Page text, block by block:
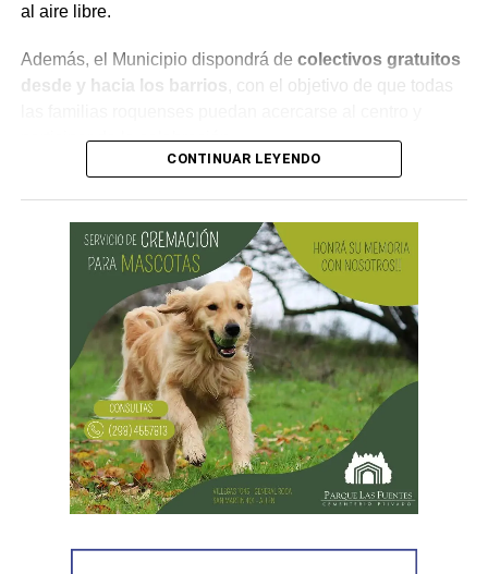
al aire libre.
Además, el Municipio dispondrá de colectivos gratuitos
desde y hacia los barrios , con el objetivo de que todas
participar de la celebración.
Infancias?
La conmemoración tiene su origen en una
recomendación realizada por la Organización de las
Naciones Unidas (ONU) en 1954, mediante la cual se
propuso que los países destinaran una jornada para
promover la fraternidad entre niños y niñas y concientizar
sobre su derecho a la salud, la educación y la protección.
En Argentina, esta celebración comenzó a realizarse en
1960 con actividades sociales y culturales destinadas a
promover el bienestar de la niñez en todo el país.
¿Por qué se habla de infancias?
CONTINUAR LEYENDO